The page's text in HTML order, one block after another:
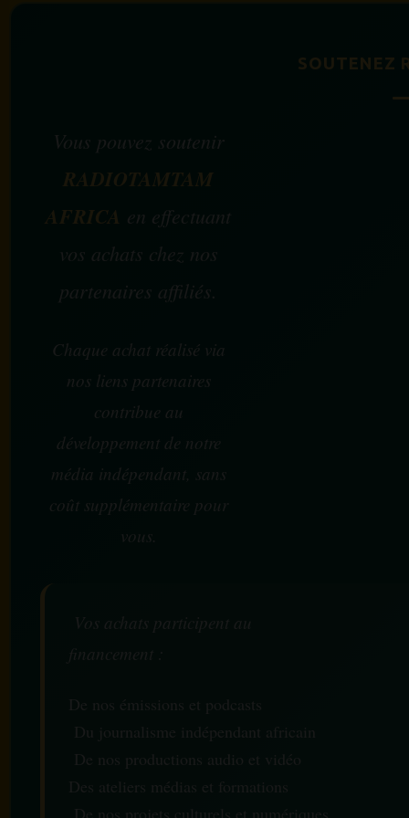
SOUTENEZ
Vous pouvez soutenir
RADIOTAMTAM
AFRICA en effectuant
vos achats chez nos
partenaires affiliés.
Chaque achat réalisé via
nos liens partenaires
contribue au
développement de notre
média indépendant, sans
coût supplémentaire pour
vous.